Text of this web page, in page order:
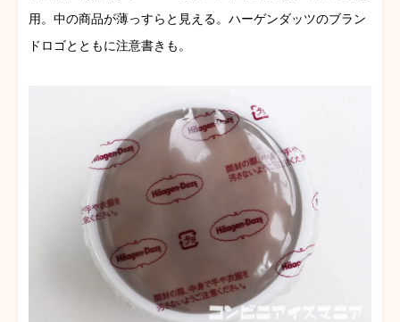
用。中の商品が薄っすらと見える。ハーゲンダッツのブラン
ドロゴとともに注意書きも。